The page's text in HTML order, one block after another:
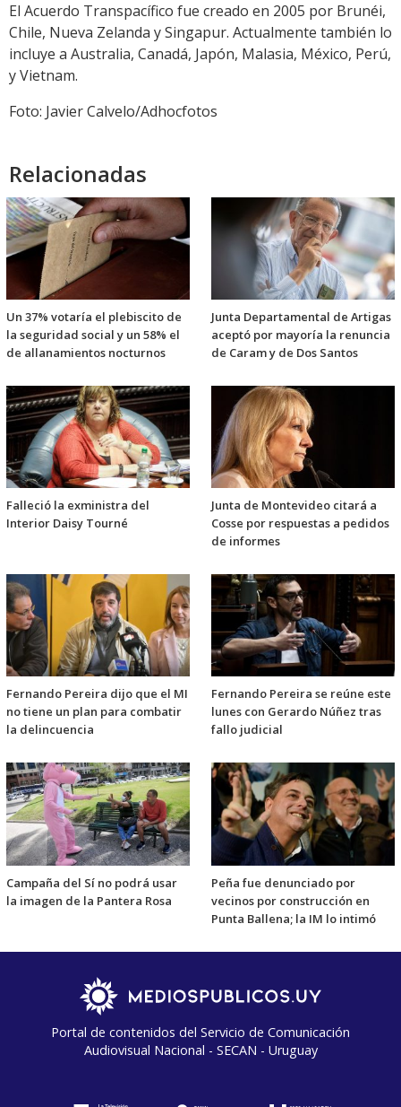
El Acuerdo Transpacífico fue creado en 2005 por Brunéi,
Chile, Nueva Zelanda y Singapur. Actualmente también lo
incluye a Australia, Canadá, Japón, Malasia, México, Perú,
y Vietnam.
Foto: Javier Calvelo/Adhocfotos
Relacionadas
Un 37% votaría el plebiscito de
la seguridad social y un 58% el
de allanamientos nocturnos
Junta Departamental de Artigas
aceptó por mayoría la renuncia
de Caram y de Dos Santos
Falleció la exministra del
Interior Daisy Tourné
Junta de Montevideo citará a
Cosse por respuestas a pedidos
de informes
Fernando Pereira dijo que el MI
no tiene un plan para combatir
la delincuencia
Fernando Pereira se reúne este
lunes con Gerardo Núñez tras
fallo judicial
Campaña del Sí no podrá usar
la imagen de la Pantera Rosa
Peña fue denunciado por
vecinos por construcción en
Punta Ballena; la IM lo intimó
Portal de contenidos del Servicio de Comunicación
Audiovisual Nacional - SECAN - Uruguay